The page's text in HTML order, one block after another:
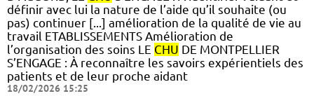
définir avec lui la nature de l’aide qu’il souhaite (ou
pas) continuer [...] amélioration de la qualité de vie au
travail ETABLISSEMENTS Amélioration de
l’organisation des soins LE CHU DE MONTPELLIER
S’ENGAGE : À reconnaître les savoirs expérientiels des
patients et de leur proche aidant
18/02/2026 15:25